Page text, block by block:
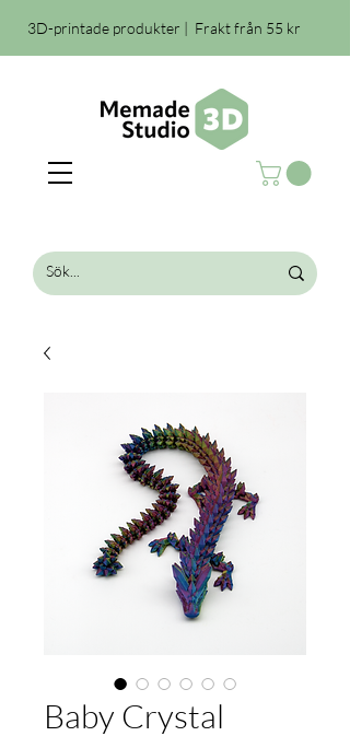
3D-printade produkter | Frakt från 55 kr
Baby Crystal